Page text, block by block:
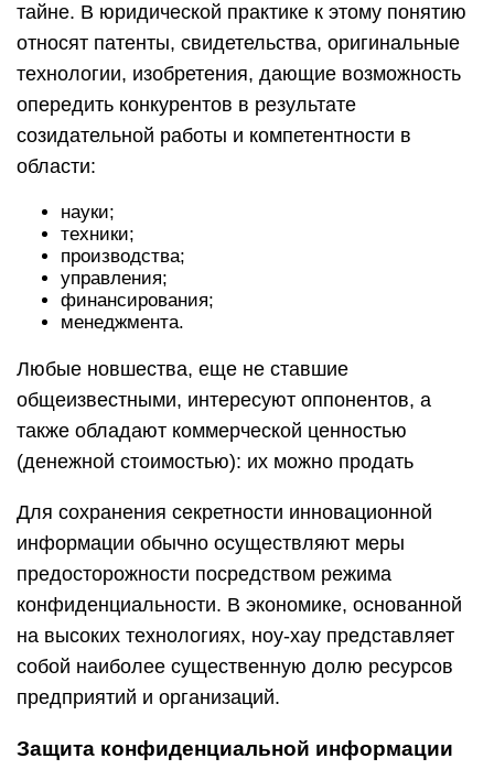
тайне. В юридической практике к этому понятию
относят патенты, свидетельства, оригинальные
технологии, изобретения, дающие возможность
опередить конкурентов в результате
созидательной работы и компетентности в
области:
науки;
техники;
производства;
управления;
финансирования;
менеджмента.
Любые новшества, еще не ставшие
общеизвестными, интересуют оппонентов, а
также обладают коммерческой ценностью
(денежной стоимостью): их можно продать
Для сохранения секретности инновационной
информации обычно осуществляют меры
предосторожности посредством режима
конфиденциальности. В экономике, основанной
на высоких технологиях, ноу-хау представляет
собой наиболее существенную долю ресурсов
предприятий и организаций.
Защита конфиденциальной информации